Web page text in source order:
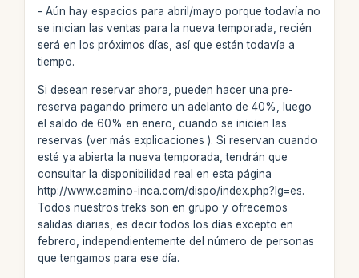
- Aún hay espacios para abril/mayo porque todavía no
se inician las ventas para la nueva temporada, recién
será en los próximos días, así que están todavía a
tiempo.
Si desean reservar ahora, pueden hacer una pre-
reserva pagando primero un adelanto de 40%, luego
el saldo de 60% en enero, cuando se inicien las
reservas (ver más explicaciones ). Si reservan cuando
esté ya abierta la nueva temporada, tendrán que
consultar la disponibilidad real en esta página
http://www.camino-inca.com/dispo/index.php?lg=es.
Todos nuestros treks son en grupo y ofrecemos
salidas diarias, es decir todos los días excepto en
febrero, independientemente del número de personas
que tengamos para ese día.